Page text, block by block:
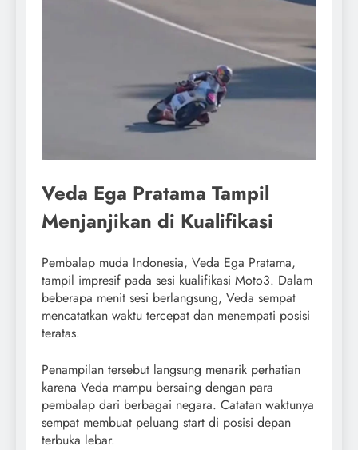
Veda Ega Pratama Tampil
Menjanjikan di Kualifikasi
Pembalap muda Indonesia, Veda Ega Pratama,
tampil impresif pada sesi kualifikasi Moto3. Dalam
beberapa menit sesi berlangsung, Veda sempat
mencatatkan waktu tercepat dan menempati posisi
teratas.
Penampilan tersebut langsung menarik perhatian
karena Veda mampu bersaing dengan para
pembalap dari berbagai negara. Catatan waktunya
sempat membuat peluang start di posisi depan
terbuka lebar.